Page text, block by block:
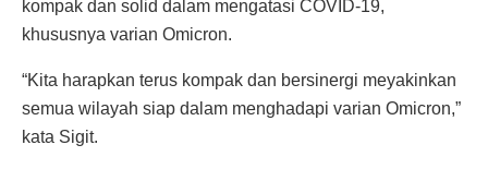
kompak dan solid dalam mengatasi COVID-19,
khususnya varian Omicron.
“Kita harapkan terus kompak dan bersinergi meyakinkan
semua wilayah siap dalam menghadapi varian Omicron,”
kata Sigit.